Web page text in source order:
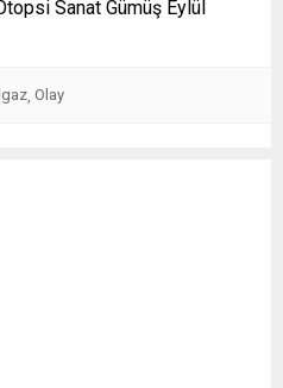
Sanat Gümüş Eylül
Olay